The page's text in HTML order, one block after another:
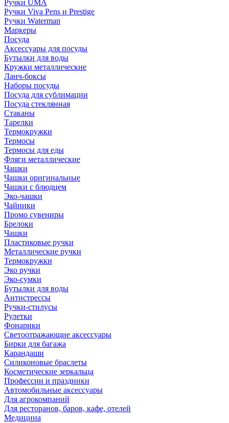
Ручки UMA
Ручки Viva Pens и Prestige
Ручки Waterman
Маркеры
Посуда
Аксессуары для посуды
Бутылки для воды
Кружки металлические
Ланч-боксы
Наборы посуды
Посуда для сублимации
Посуда стеклянная
Стаканы
Тарелки
Термокружки
Термосы
Термосы для еды
Фляги металлические
Чашки
Чашки оригинальные
Чашки с блюдцем
Эко-чашки
Чайники
Промо сувениры
Брелоки
Чашки
Пластиковые ручки
Металлические ручки
Термокружки
Эко ручки
Эко-сумки
Бутылки для воды
Антистрессы
Ручки-стилусы
Рулетки
Фонарики
Светоотражающие аксессуары
Бирки для багажа
Карандаши
Силиконовые браслеты
Косметические зеркальца
Профессии и праздники
Автомобильные аксессуары
Для агрокомпаний
Для ресторанов, баров, кафе, отелей
Медицина